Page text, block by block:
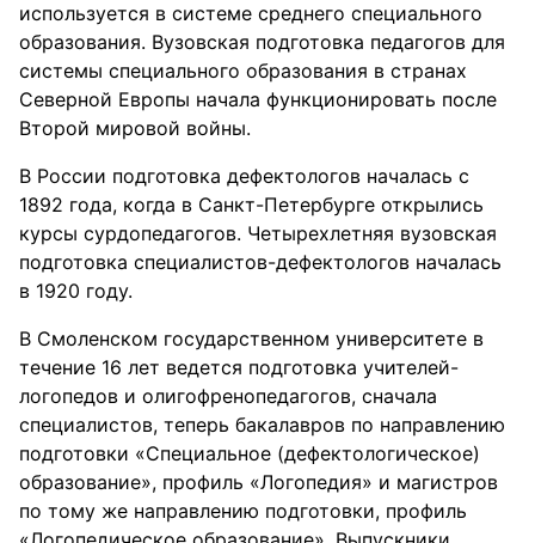
используется в системе среднего специального
образования. Вузовская подготовка педагогов для
системы специального образования в странах
Северной Европы начала функционировать после
Второй мировой войны.
В России подготовка дефектологов началась с
1892 года, когда в Санкт-Петербурге открылись
курсы сурдопедагогов. Четырехлетняя вузовская
подготовка специалистов-дефектологов началась
в 1920 году.
В Смоленском государственном университете в
течение 16 лет ведется подготовка учителей-
логопедов и олигофренопедагогов, сначала
специалистов, теперь бакалавров по направлению
подготовки «Специальное (дефектологическое)
образование», профиль «Логопедия» и магистров
по тому же направлению подготовки, профиль